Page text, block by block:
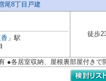
尾8丁目戸建
」駅
徒歩
●各居室収納、屋根裏部屋付き